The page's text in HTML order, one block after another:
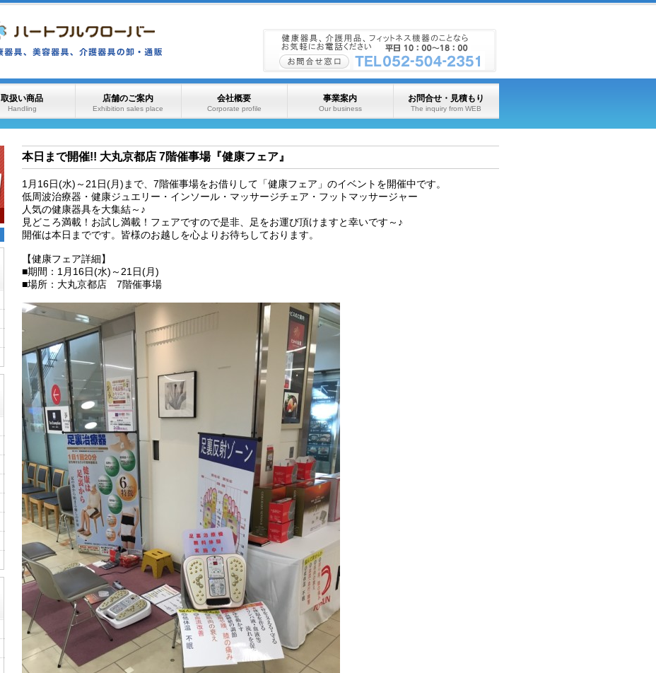
取扱い商品
Handling
店舗のご案内
Exhibition sales place
会社概要
Corporate profile
事業案内
Our business
お問合せ・見積もり
The inquiry from WEB
本日まで開催!! 大丸京都店 7階催事場『健康フェア』
1月16日(水)～21日(月)まで、7階催事場をお借りして「健康フェア」のイベントを開催中です。
低周波治療器・健康ジュエリー・インソール・マッサージチェア・フットマッサージャー
人気の健康器具を大集結～♪
見どころ満載！お試し満載！フェアですので是非、足をお運び頂けますと幸いです～♪
開催は本日までです。皆様のお越しを心よりお待ちしております。
【健康フェア詳細】
■期間：1月16日(水)～21日(月)
■場所：大丸京都店 7階催事場